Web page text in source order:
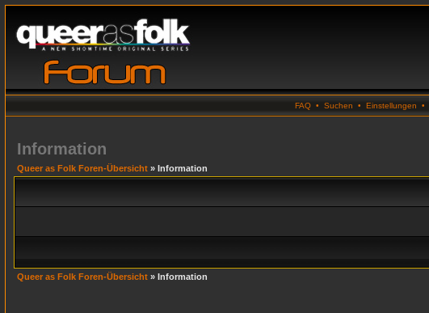
FAQ • Suchen • Einstellungen •
Information
Queer as Folk Foren-Übersicht » Information
Queer as Folk Foren-Übersicht » Information